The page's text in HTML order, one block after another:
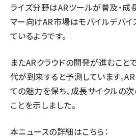
ライズ分野はARツールが普及・成
マー向けAR市場はモバイルデバ
ているようです。
またARクラウドの開発が進むこと
代が到来すると予測しています。
ての魅力を保ち、成長サイクルの
ことを示しました。
本ニュースの詳細はこちら：